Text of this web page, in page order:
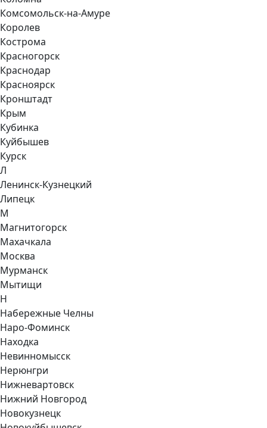
Комсомольск-на-Амуре
Королев
Кострома
Красногорск
Краснодар
Красноярск
Кронштадт
Крым
Кубинка
Куйбышев
Курск
Л
Ленинск-Кузнецкий
Липецк
М
Магнитогорск
Махачкала
Москва
Мурманск
Мытищи
Н
Набережные Челны
Наро-Фоминск
Находка
Невинномысск
Нерюнгри
Нижневартовск
Нижний Новгород
Новокузнецк